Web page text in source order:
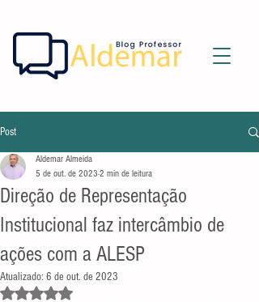
Post
Direção de Representação
Institucional faz intercâmbio de
ações com a ALESP
Aldemar Almeida
5 de out. de 2023 2 min de leitura
Atualizado: 6 de out. de 2023
Avaliado com NaN de 5 estrelas.